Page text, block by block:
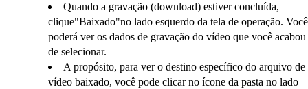
Quando a gravação (download) estiver concluída,
clique"Baixado"no lado esquerdo da tela de operação. Você
poderá ver os dados de gravação do vídeo que você acabou
de selecionar.
A propósito, para ver o destino específico do arquivo de
vídeo baixado, você pode clicar no ícone da pasta no lado